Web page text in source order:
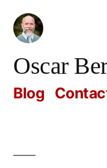
Skip
contentOscar
Blog